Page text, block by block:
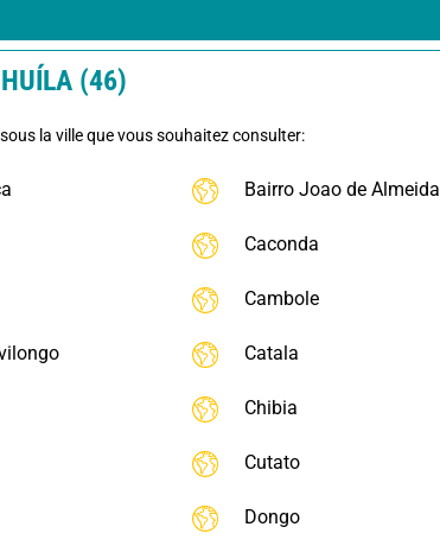
(46)
la ville que vous souhaitez consulter:
Bairro Joao de Almeida
Caconda
Cambole
Catala
Chibia
Cutato
Dongo